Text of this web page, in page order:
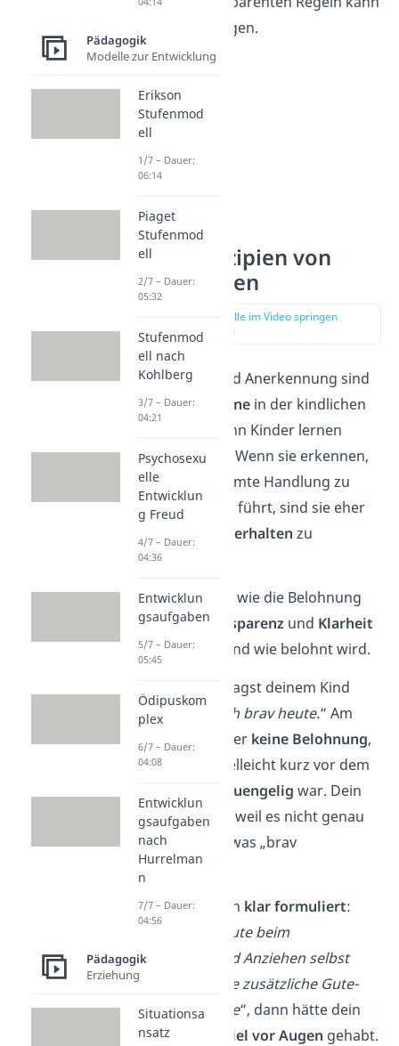
es dir aber gelingen.
Grundprinzipien von
Belohnungen
zur Stelle im Video springen
(00:53)
Belohnungen und Anerkennung sind
zentrale Bausteinein der kindlichen
Entwicklung. Denn Kinder lernen
durch Feedback. Wenn sie erkennen,
dass eine bestimmte Handlung zu
einerBelohnung
führt, sind sie eher
geneigt, dieses
Verhalten zu
wiederholen
Genauso wichtig wie die Belohnung
selbst, sindTransparenzund Klarheit
darüber, wann und wie belohnt wird.
Stell dir vor, du sagst deinem Kind
vage: „
Sei einfach brav heute.“ Am
Abend gibt es aber keine Belohnung,
weil dein Kind vielleicht kurz vor dem
quengelig war. Dein
Kind ist verwirrt, weil es nicht genau
verstanden hat, was „brav
sein“ bedeutet.
Hättest du jedoch klar formuliert:
Wenn du dir heute beim
Zähneputzen und Anziehen selbst
hilfst, gibt es eine zusätzliche Gute-
Nacht-Geschichte“, dann hätte dein
Kind ein
klares Ziel vor Augen gehabt.
Pädagogik
Modelle zur Entwicklung
Erikson
Stufenmod
ell
1/7 – Dauer:
06:14
Piaget
Stufenmod
ell
2/7 – Dauer:
05:32
Stufenmod
ell nach
Kohlberg
3/7 – Dauer:
04:21
Psychosexu
elle
Entwicklun
g Freud
4/7 – Dauer:
04:36
Entwicklun
gsaufgaben
5/7 – Dauer:
05:45
Ödipuskom
plex
6/7 – Dauer:
04:08
Entwicklun
gsaufgaben
nach
Hurrelman
n
7/7 – Dauer:
04:56
Pädagogik
Erziehung
Situationsa
nsatz